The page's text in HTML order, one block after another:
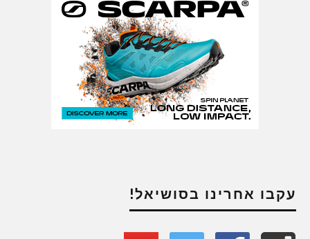
עקבו אחרינו בסושיאל!